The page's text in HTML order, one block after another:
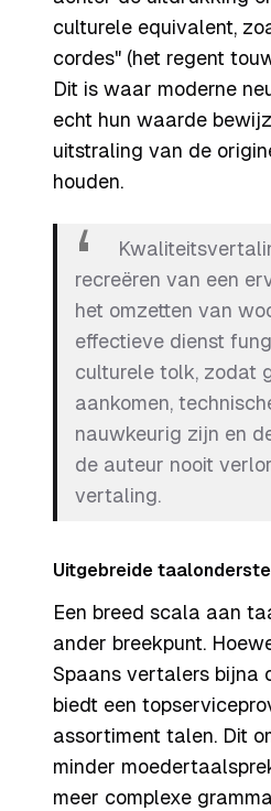
culturele equivalent,
cordes" (het regent
Dit is waar moderne
echt hun waarde
uitstraling van de
houden.
recreëren van een
het omzetten van
effectieve dienst
culturele tolk, zodat
aankomen,
nauwkeurig zijn en
de auteur nooit
vertaling.
Uitgebreide
Een breed scala aan
ander breekpunt.
Spaans vertalers bijna
biedt een
assortiment talen. Dit
minder
meer complexe